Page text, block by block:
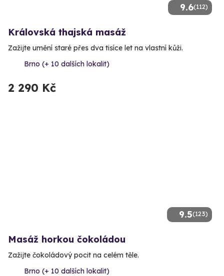
9.6(112)
Královská thajská masáž
Zažijte umění staré přes dva tisíce let na vlastní kůži.
Brno (+ 10 dalších lokalit)
2 290 Kč
9.5(123)
Masáž horkou čokoládou
Zažijte čokoládový pocit na celém těle.
Brno (+ 10 dalších lokalit)